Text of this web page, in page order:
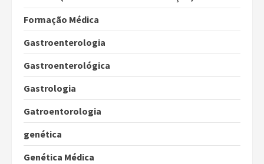
Formação Médica
Gastroenterologia
Gastroenterológica
Gastrologia
Gatroentorologia
genética
Genética Médica